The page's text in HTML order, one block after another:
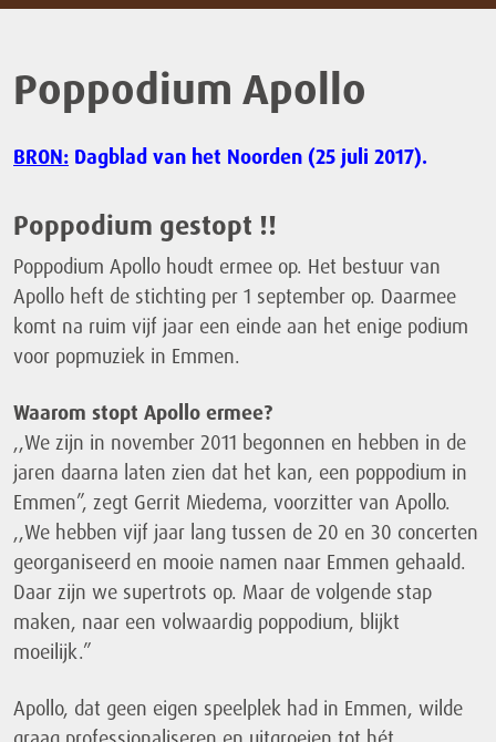
Poppodium Apollo
BRON: Dagblad van het Noorden (25 juli 2017).
Poppodium gestopt !!
Poppodium Apollo houdt ermee op. Het bestuur van
Apollo heft de stichting per 1 september op. Daarmee
komt na ruim vijf jaar een einde aan het enige podium
voor popmuziek in Emmen.
Waarom stopt Apollo ermee?
,,We zijn in november 2011 begonnen en hebben in de
jaren daarna laten zien dat het kan, een poppodium in
Emmen”, zegt Gerrit Miedema, voorzitter van Apollo.
,,We hebben vijf jaar lang tussen de 20 en 30 concerten
georganiseerd en mooie namen naar Emmen gehaald.
Daar zijn we supertrots op. Maar de volgende stap
maken, naar een volwaardig poppodium, blijkt
moeilijk.”
Apollo, dat geen eigen speelplek had in Emmen, wilde